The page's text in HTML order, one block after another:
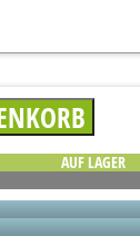
AUF LAGER